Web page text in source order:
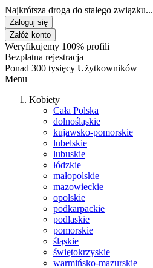
Najkrótsza droga do stałego związku...
Zaloguj się
Załóż konto
Weryfikujemy 100% profili
Bezpłatna rejestracja
Ponad 300 tysięcy Użytkowników
Menu
Kobiety
Cała Polska
dolnośląskie
kujawsko-pomorskie
lubelskie
lubuskie
łódzkie
małopolskie
mazowieckie
opolskie
podkarpackie
podlaskie
pomorskie
śląskie
świętokrzyskie
warmińsko-mazurskie